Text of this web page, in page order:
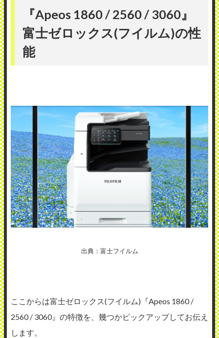
『Apeos 1860 / 2560 / 3060』
富士ゼロックス(フイルム)の性
能
出典：富士フイルム
ここからは富士ゼロックス(フイルム)『Apeos 1860 /
2560 / 3060』の特徴を、幾つかピックアップしてお伝え
します。